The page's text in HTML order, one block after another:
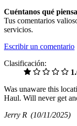
Cuéntanos qué
Tus comentarios
servicios.
Escribir un comentario
Clasificación:
Was unaware this
Haul. Will never get
Jerry R (10/11/2025)